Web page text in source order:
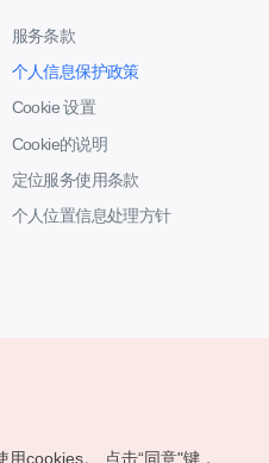
服务条款
个人信息保护政策
Cookie 设置
Cookie的说明
定位服务使用条款
个人位置信息处理方针
cookies。 点击“同意"键，